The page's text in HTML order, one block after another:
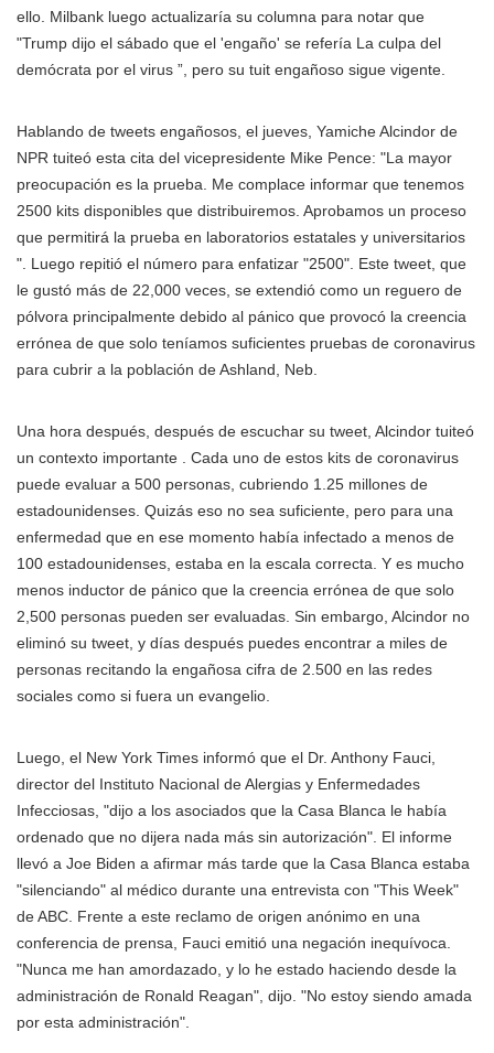
ello. Milbank luego actualizaría su columna para notar que
"Trump dijo el sábado que el 'engaño' se refería La culpa del
demócrata por el virus ”, pero su tuit engañoso sigue vigente.
Hablando de tweets engañosos, el jueves, Yamiche Alcindor de
NPR tuiteó esta cita del vicepresidente Mike Pence: "La mayor
preocupación es la prueba. Me complace informar que tenemos
2500 kits disponibles que distribuiremos. Aprobamos un proceso
que permitirá la prueba en laboratorios estatales y universitarios
". Luego repitió el número para enfatizar "2500". Este tweet, que
le gustó más de 22,000 veces, se extendió como un reguero de
pólvora principalmente debido al pánico que provocó la creencia
errónea de que solo teníamos suficientes pruebas de coronavirus
para cubrir a la población de Ashland, Neb.
Una hora después, después de escuchar su tweet, Alcindor tuiteó
un contexto importante . Cada uno de estos kits de coronavirus
puede evaluar a 500 personas, cubriendo 1.25 millones de
estadounidenses. Quizás eso no sea suficiente, pero para una
enfermedad que en ese momento había infectado a menos de
100 estadounidenses, estaba en la escala correcta. Y es mucho
menos inductor de pánico que la creencia errónea de que solo
2,500 personas pueden ser evaluadas. Sin embargo, Alcindor no
eliminó su tweet, y días después puedes encontrar a miles de
personas recitando la engañosa cifra de 2.500 en las redes
sociales como si fuera un evangelio.
Luego, el New York Times informó que el Dr. Anthony Fauci,
director del Instituto Nacional de Alergias y Enfermedades
Infecciosas, "dijo a los asociados que la Casa Blanca le había
ordenado que no dijera nada más sin autorización". El informe
llevó a Joe Biden a afirmar más tarde que la Casa Blanca estaba
"silenciando" al médico durante una entrevista con "This Week"
de ABC. Frente a este reclamo de origen anónimo en una
conferencia de prensa, Fauci emitió una negación inequívoca.
"Nunca me han amordazado, y lo he estado haciendo desde la
administración de Ronald Reagan", dijo. "No estoy siendo amada
por esta administración".